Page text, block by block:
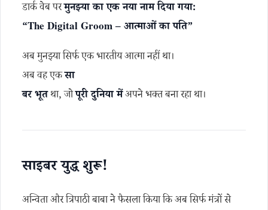
डार्क वेब परमुनझ्या का एक नया नाम दिया गया:
“The Digital Groom – आत्माओं का पति”
अब मुनझ्या सिर्फ एक भारतीय आत्मा नहीं था।
अब वह एकसा
बर भूतथा, जोपूरी दुनिया मेंअपने भक्त बना रहा था।
साइबर युद्ध शुरू!
अन्विता और त्रिपाठी बाबा ने फैसला किया कि अब सिर्फ मंत्रों से